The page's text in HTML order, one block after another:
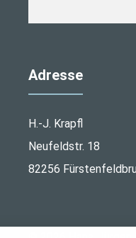
Adresse
H.-J. Krapfl
Neufeldstr. 18
82256